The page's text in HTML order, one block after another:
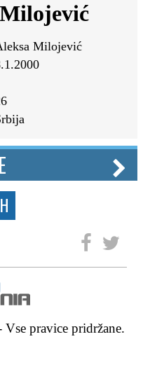
Milojević
pravice pridržane.